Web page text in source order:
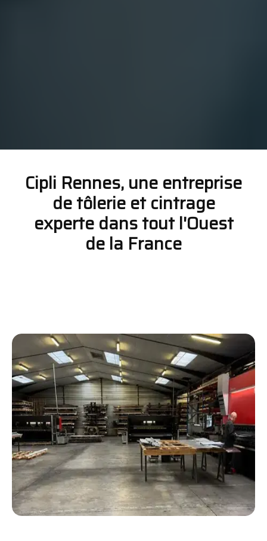
Cipli Rennes, une entreprise
de tôlerie et cintrage
experte dans tout l'Ouest
de la France